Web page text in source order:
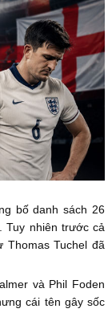
bố danh sách 26
Tuy nhiên trước cả
Thomas Tuchel đã
và Phil Foden
cái tên gây sốc